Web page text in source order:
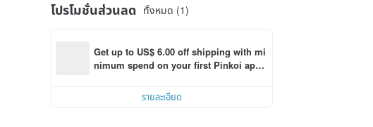
โปรโมชั่นส่วนลด ทั้งหมด (1)
Get up to US$ 6.00 off shipping with mi
nimum spend on your first Pinkoi app
รายละเอียด